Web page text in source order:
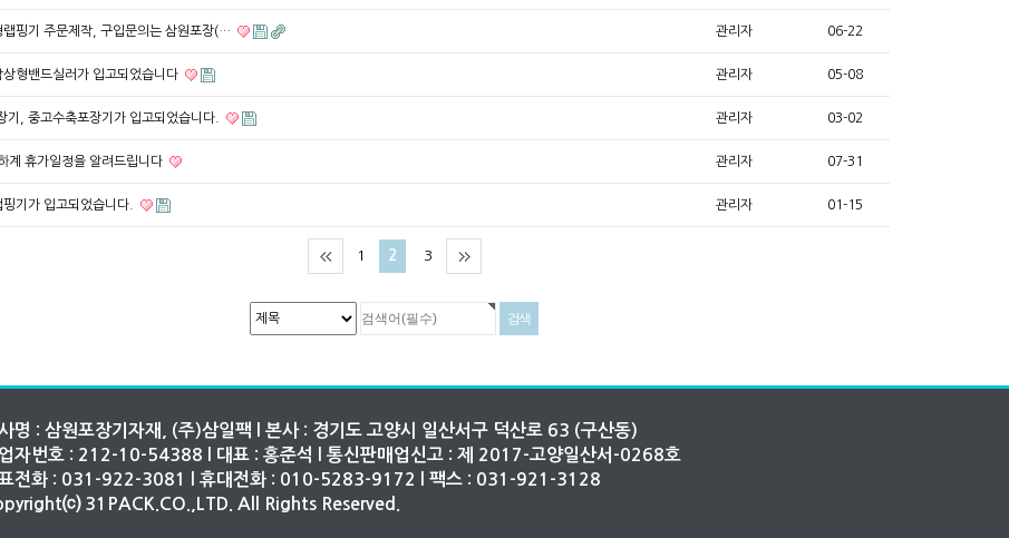
랩핑기 주문제작, 구입문의는 삼원포장(… 관리자 06-22
형밴드실러가 입고되었습니다 관리자 05-08
기, 중고수축포장기가 입고되었습니다. 관리자 03-02
계 휴가일정을 알려드립니다 관리자 07-31
기가 입고되었습니다. 관리자 01-15
1 2 3
명 : 삼원포장기자재, (주)삼일팩 l 본사 : 경기도 고양시 일산서구 덕산로 63 (구산동)
자번호 : 212-10-54388 l 대표 : 홍준석 l 통신판매업신고 : 제 2017-고양일산서-0268호
전화 : 031-922-3081 l 휴대전화 : 010-5283-9172 l 팩스 : 031-921-3128
31PACK.CO.,LTD. All Rights Reserved.